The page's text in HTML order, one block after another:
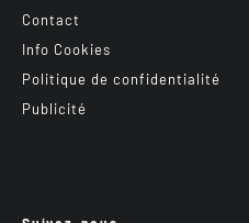
Contact
Info Cookies
Politique de confidentialité
Publicité